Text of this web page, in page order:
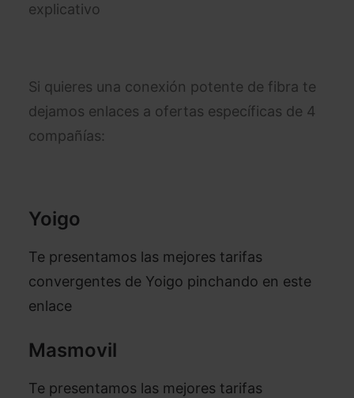
explicativo
Si quieres una conexión potente de fibra te
dejamos enlaces a ofertas específicas de 4
compañías:
Yoigo
Te presentamos las mejores tarifas
convergentes de Yoigo pinchando en este
enlace
Masmovil
Te presentamos las mejores tarifas